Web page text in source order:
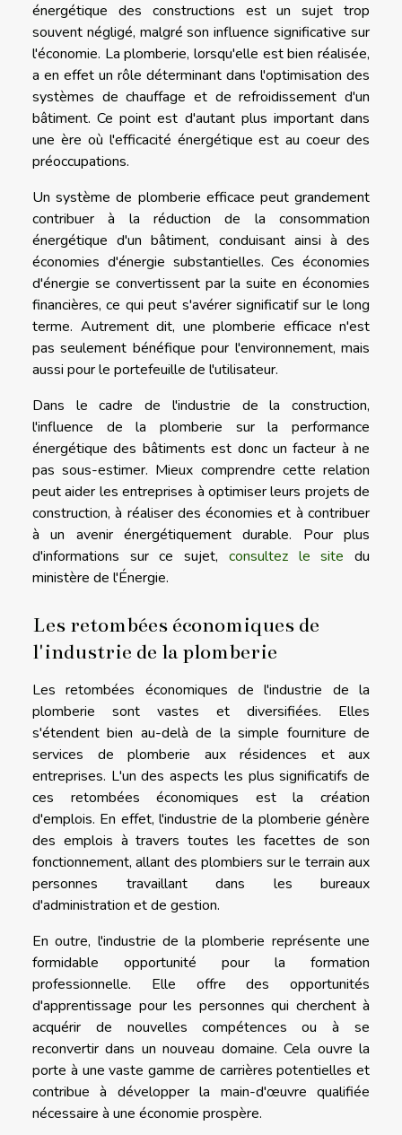
énergétique des constructions est un sujet trop
souvent négligé, malgré son influence significative sur
l'économie. La plomberie, lorsqu'elle est bien réalisée,
a en effet un rôle déterminant dans l'optimisation des
systèmes de chauffage et de refroidissement d'un
bâtiment. Ce point est d'autant plus important dans
une ère où l'efficacité énergétique est au coeur des
préoccupations.
Un système de plomberie efficace peut grandement
contribuer à la réduction de la consommation
énergétique d'un bâtiment, conduisant ainsi à des
économies d'énergie substantielles. Ces économies
d'énergie se convertissent par la suite en économies
financières, ce qui peut s'avérer significatif sur le long
terme. Autrement dit, une plomberie efficace n'est
pas seulement bénéfique pour l'environnement, mais
aussi pour le portefeuille de l'utilisateur.
Dans le cadre de l'industrie de la construction,
l'influence de la plomberie sur la performance
énergétique des bâtiments est donc un facteur à ne
pas sous-estimer. Mieux comprendre cette relation
peut aider les entreprises à optimiser leurs projets de
construction, à réaliser des économies et à contribuer
à un avenir énergétiquement durable. Pour plus
d'informations sur ce sujet, consultez le site du
ministère de l'Énergie.
Les retombées économiques de
l'industrie de la plomberie
Les retombées économiques de l'industrie de la
plomberie sont vastes et diversifiées. Elles
s'étendent bien au-delà de la simple fourniture de
services de plomberie aux résidences et aux
entreprises. L'un des aspects les plus significatifs de
ces retombées économiques est la création
d'emplois. En effet, l'industrie de la plomberie génère
des emplois à travers toutes les facettes de son
fonctionnement, allant des plombiers sur le terrain aux
personnes travaillant dans les bureaux
d'administration et de gestion.
En outre, l'industrie de la plomberie représente une
formidable opportunité pour la formation
professionnelle. Elle offre des opportunités
d'apprentissage pour les personnes qui cherchent à
acquérir de nouvelles compétences ou à se
reconvertir dans un nouveau domaine. Cela ouvre la
porte à une vaste gamme de carrières potentielles et
contribue à développer la main-d'œuvre qualifiée
nécessaire à une économie prospère.